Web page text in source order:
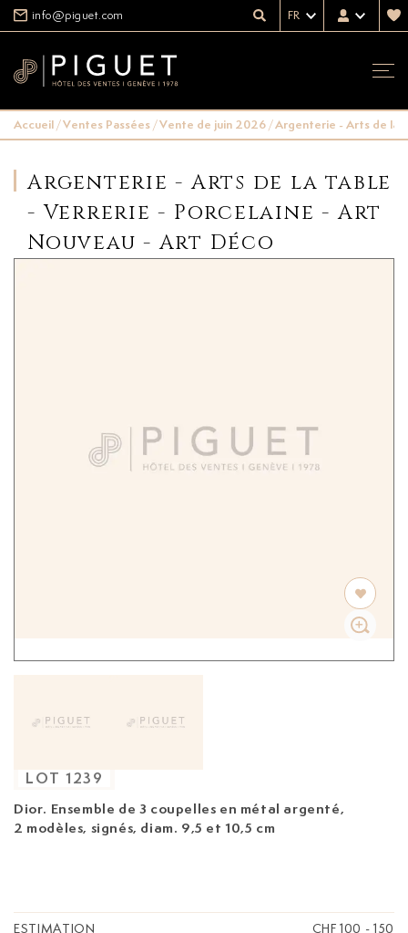
info@piguet.com FR
Accueil/Ventes Passées/Vente de juin 2026/Argenterie - Arts de la
Argenterie - Arts de la table
- Verrerie - Porcelaine - Art
Nouveau - Art Déco
Dior. Ensemble de 3 coupelles en métal argenté,
2 modèles, signés, diam. 9,5 et 10,5 cm
LOT 1239
ESTIMATION CHF 100 - 150